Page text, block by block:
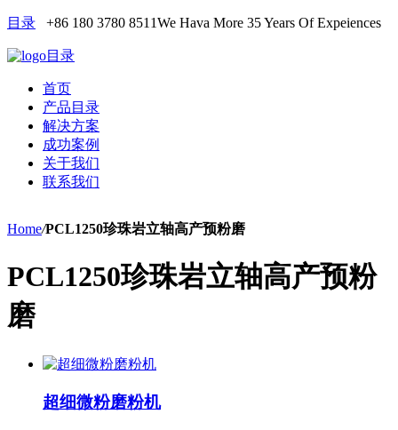
目录 +86 180 3780 8511We Hava More 35 Years Of Expeiences
目录
首页
产品目录
解决方案
成功案例
关于我们
联系我们
Home/PCL1250珍珠岩立轴高产预粉磨
PCL1250珍珠岩立轴高产预粉
磨
超细微粉磨粉机